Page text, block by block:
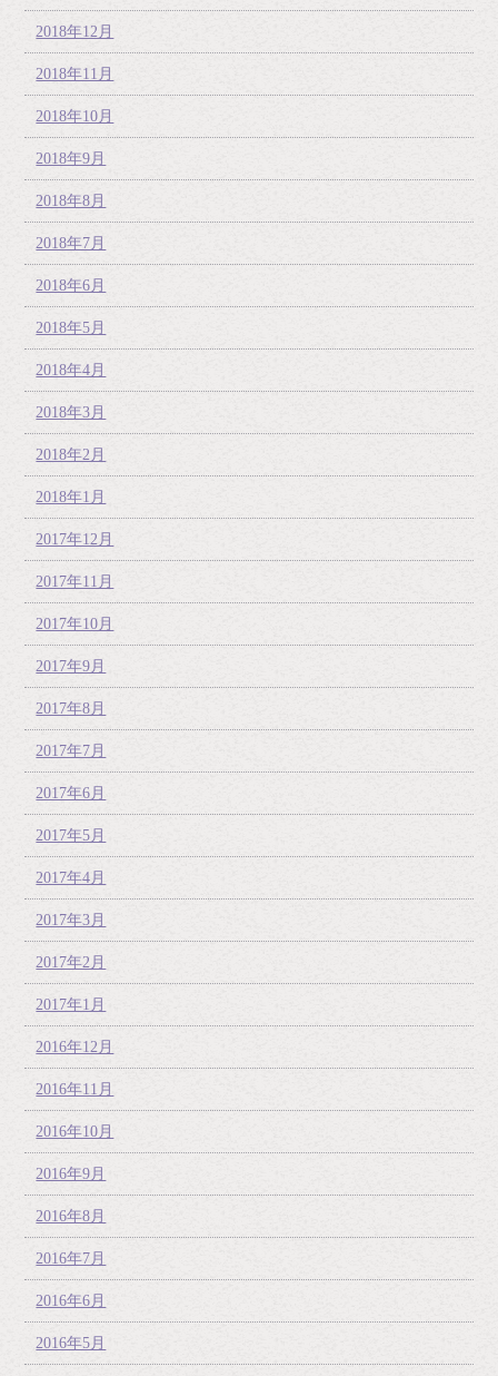
2018年12月
2018年11月
2018年10月
2018年9月
2018年8月
2018年7月
2018年6月
2018年5月
2018年4月
2018年3月
2018年2月
2018年1月
2017年12月
2017年11月
2017年10月
2017年9月
2017年8月
2017年7月
2017年6月
2017年5月
2017年4月
2017年3月
2017年2月
2017年1月
2016年12月
2016年11月
2016年10月
2016年9月
2016年8月
2016年7月
2016年6月
2016年5月